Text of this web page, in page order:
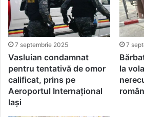
7 septembrie 2025
Vasluian condamnat
pentru tentativă de omor
calificat, prins pe
Aeroportul Internațional
Iași
7
la